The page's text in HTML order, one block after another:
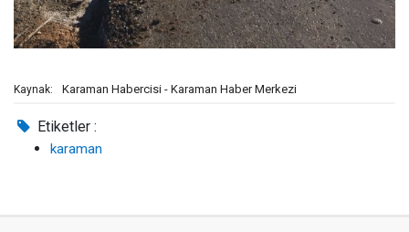
Kaynak: Karaman Habercisi - Karaman Haber Merkezi
Etiketler :
karaman